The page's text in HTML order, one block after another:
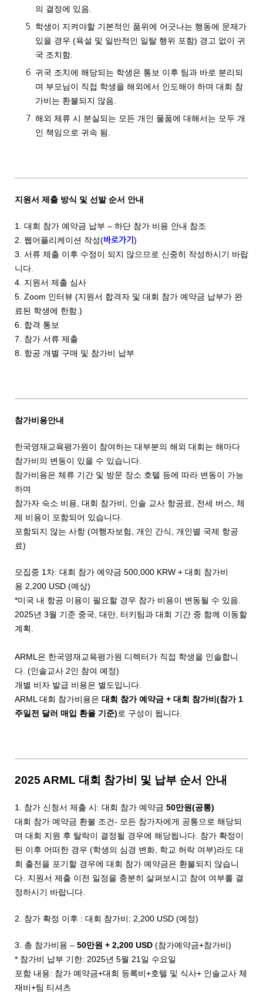
의 결정에 있음.
학생이 지켜야할 기본적인 품위에 어긋나는 행동에 문제가
있을 경우 (욕설 및 일반적인 일탈 행위 포함) 경고 없이 귀
국 조치함.
귀국 조치에 해당되는 학생은 통보 이후 팀과 바로 분리되
며 부모님이 직접 학생을 해외에서 인도해야 하며 대회 참
가비는 환불되지 않음.
해외 체류 시 분실되는 모든 개인 물품에 대해서는 모두 개
인 책임으로 귀속 됨.
지원서 제출 방식 및 선발 순서 안내
1. 대회 참가 예약금 납부 – 하단 참가 비용 안내 참조
2. 웹어플리케이션 작성(바로가기 )
3. 서류 제출 이후 수정이 되지 않으므로 신중히 작성하시기 바랍
니다.
4. 지원서 제출 심사
5. Zoom 인터뷰 (지원서 합격자 및 대회 참가 예약금 납부가 완
료된 학생에 한함.)
6. 합격 통보
7. 참가 서류 제출
8. 항공 개별 구매 및 참가비 납부
참가비용안내
한국영재교육평가원이 참여하는 대부분의 해외 대회는 해마다
참가비의 변동이 있을 수 있습니다.
참가비용은 체류 기간 및 방문 장소 호텔 등에 따라 변동이 가능
하며
참가자 숙소 비용, 대회 참가비, 인솔 교사 항공료, 전세 버스, 체
제 비용이 포함되어 있습니다.
포함되지 않는 사항 (여행자보험, 개인 간식, 개인별 국제 항공
료)
모집중 1차: 대회 참가 예약금 500,000 KRW + 대회 참가비
용 2,200 USD (예상)
*미국 내 항공 이용이 필요할 경우 참가 비용이 변동될 수 있음.
2025년 3월 기준 중국, 대만, 터키팀과 대회 기간 중 함께 이동할
계획.
ARML은 한국영재교육평가원 디렉터가 직접 학생을 인솔합니
다. (인솔교사 2인 참여 예정)
개별 비자 발급 비용은 별도입니다.
ARML 대회 참가비용은 대회 참가 예약금 + 대회 참가비(참가 1
주일전 달러 매입 환율 기준)로 구성이 됩니다.
2025 ARML 대회 참가비 및 납부 순서 안내
1. 참가 신청서 제출 시: 대회 참가 예약금 50만원(공통)
대회 참가 예약금 환불 조건- 모든 참가자에게 공통으로 해당되
며 대회 지원 후 탈락이 결정될 경우에 해당됩니다. 참가 확정이
된 이후 어떠한 경우 (학생의 심경 변화, 학교 허락 여부)라도 대
회 출전을 포기할 경우에 대회 참가 예약금은 환불되지 않습니
다. 지원서 제출 이전 일정을 충분히 살펴보시고 참여 여부를 결
정하시기 바랍니다.
2. 참가 확정 이후 : 대회 참가비: 2,200 USD (예정)
3. 총 참가비용 – 50만원 + 2,200 USD (참가예약금+참가비)
* 참가비 납부 기한: 2025년 5월 21일 수요일
포함 내용: 참가 예약금+대회 등록비+호텔 및 식사+ 인솔교사 체
재비+팀 티셔츠